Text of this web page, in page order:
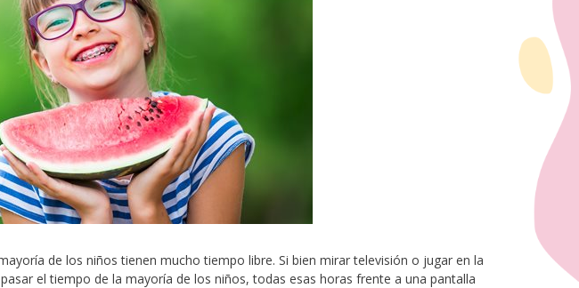
de los niños tienen mucho tiempo libre. Si bien mirar televisión o jugar en la
el tiempo de la mayoría de los niños, todas esas horas frente a una pantalla